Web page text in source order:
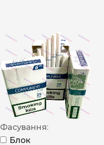
Фасування:
Блок